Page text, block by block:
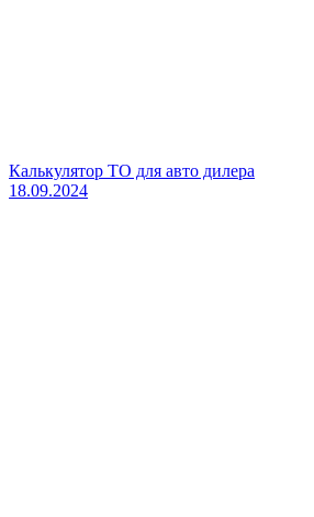
Калькулятор ТО для авто дилера
18.09.2024